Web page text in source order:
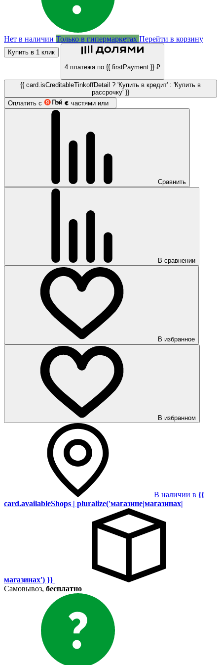
Нет в наличии Только в гипермаркетах Перейти в корзину
Купить в 1 клик
4 платежа по {{ firstPayment }} ₽
{{ card.isCreditableTinkoffDetail ? 'Купить в кредит' : 'Купить в
рассрочку' }}
Оплатить с
частями или
Сравнить
В сравнении
В избранное
В избранном
В наличии в {{
card.availableShops | pluralize('магазине|магазинах|
магазинах') }}
Самовывоз, бесплатно